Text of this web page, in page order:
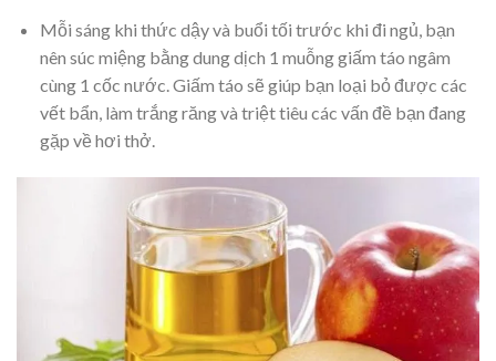
Mỗi sáng khi thức dậy và buổi tối trước khi đi ngủ, bạn
nên súc miệng bằng dung dịch 1 muỗng giấm táo ngâm
cùng 1 cốc nước. Giấm táo sẽ giúp bạn loại bỏ được các
vết bẩn, làm trắng răng và triệt tiêu các vấn đề bạn đang
gặp về hơi thở.